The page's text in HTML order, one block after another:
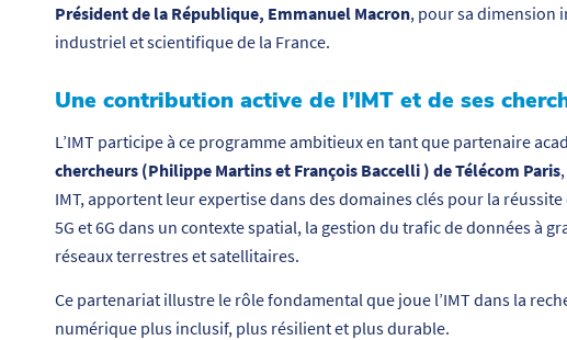
Président de la République, Emmanuel Macron, pour sa dimension
industriel et scientifique de la France.
Une contribution active de l’IMT et de ses
L’IMT participe à ce programme ambitieux en tant que partenaire
chercheurs (Philippe Martins et François Baccelli ) de Télécom Paris
IMT, apportent leur expertise dans des domaines clés pour la
5G et 6G dans un contexte spatial, la gestion du trafic de données à
réseaux terrestres et satellitaires.
Ce partenariat illustre le rôle fondamental que joue l’IMT dans la
numérique plus inclusif, plus résilient et plus durable.